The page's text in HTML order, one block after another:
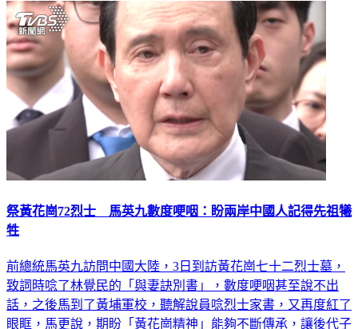
祭黃花崗72烈士 馬英九數度哽咽：盼兩岸中國人記得先祖犧
牲
前總統馬英九訪問中國大陸，3日到訪黃花崗七十二烈士墓，
致詞時唸了林覺民的「與妻訣別書」，數度哽咽甚至說不出
話，之後馬到了黃埔軍校，聽解說員唸烈士家書，又再度紅了
眼眶，馬更說，期盼「黃花崗精神」能夠不斷傳承，讓後代子